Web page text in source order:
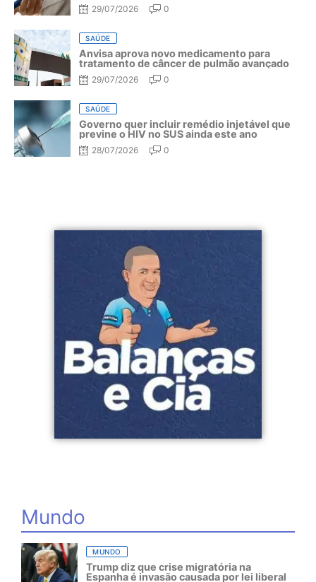
29/07/2026 0
SAÚDE
Anvisa aprova novo medicamento para
tratamento de câncer de pulmão avançado
29/07/2026 0
SAÚDE
Governo quer incluir remédio injetável que
previne o HIV no SUS ainda este ano
28/07/2026 0
Mundo
MUNDO
Trump diz que crise migratória na
Espanha é invasão causada por lei liberal